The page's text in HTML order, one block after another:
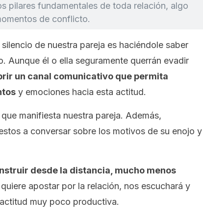
pilares fundamentales de toda relación, algo
de conflicto.
de nuestra pareja es haciéndole saber
Aunque él o ella seguramente querrán evadir
un canal comunicativo que permita
y emociones hacia esta actitud.
manifiesta nuestra pareja. Además,
a conversar sobre los motivos de su enojo y
desde la distancia, mucho menos
apostar por la relación, nos escuchará y
muy poco productiva.